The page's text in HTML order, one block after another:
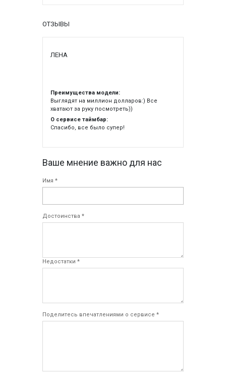
ОТЗЫВЫ
ЛЕНА
Преимущества модели:
Выглядят на миллион долларов:) Все
хватают за руку посмотреть))
О сервисе таймбар:
Спасибо, все было супер!
Ваше мнение важно для нас
Имя *
Достоинства *
Недостатки *
Поделитесь впечатлениями о сервисе *